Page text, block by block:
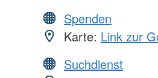
Spenden
Karte: Link zur
Suchdienst